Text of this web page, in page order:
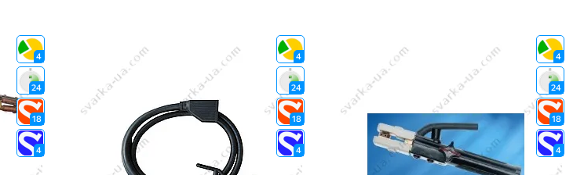
4
24
18
4
4
24
18
4
4
24
18
4